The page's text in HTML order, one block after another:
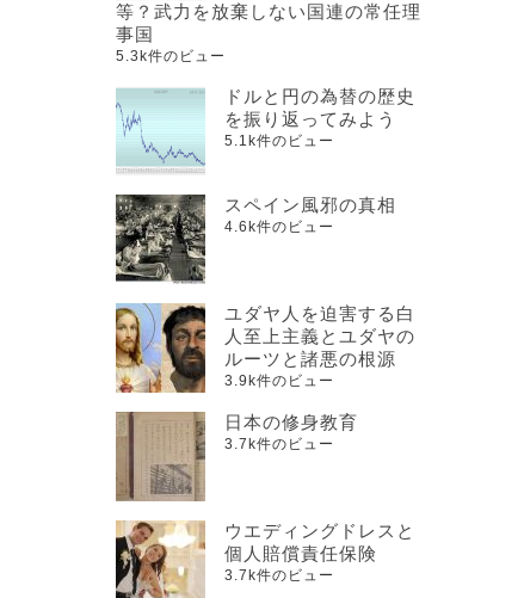
等？武力を放棄しない国連の常任理
事国
5.3k件のビュー
ドルと円の為替の歴史
を振り返ってみよう
5.1k件のビュー
スペイン風邪の真相
4.6k件のビュー
ユダヤ人を迫害する白
人至上主義とユダヤの
ルーツと諸悪の根源
3.9k件のビュー
日本の修身教育
3.7k件のビュー
ウエディングドレスと
個人賠償責任保険
3.7k件のビュー